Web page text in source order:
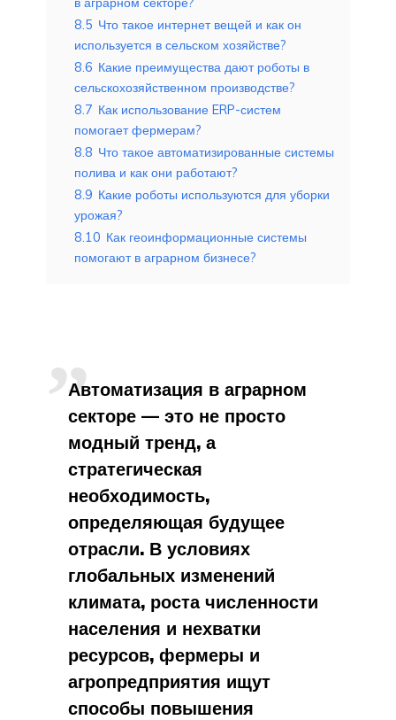
8.5 Что такое интернет вещей и как он
используется в сельском хозяйстве?
8.6 Какие преимущества дают роботы в
сельскохозяйственном производстве?
8.7 Как использование ERP-систем
помогает фермерам?
8.8 Что такое автоматизированные системы
полива и как они работают?
8.9 Какие роботы используются для уборки
урожая?
8.10 Как геоинформационные системы
помогают в аграрном бизнесе?
Автоматизация в аграрном
секторе — это не просто
модный тренд, а
стратегическая
необходимость,
определяющая будущее
отрасли. В условиях
глобальных изменений
климата, роста численности
населения и нехватки
ресурсов, фермеры и
агропредприятия ищут
способы повышения